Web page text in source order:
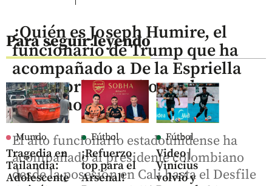
Para seguir leyendo
Mundo
Tragedia en
Tailandia:
Adolescente
Fútbol
¡Refuerzo
top para el
Arsenal!
Fútbol
Video |
Vinícius
volvió y
¿Quién es Joseph Humire, el
funcionario de Trump que ha
acompañado a De la Espriella
en sus primeras horas de
gobierno?
El alto funcionario estadounidense ha
acompañado al presidente colombiano
desde la posesión en Cali hasta el Desfile